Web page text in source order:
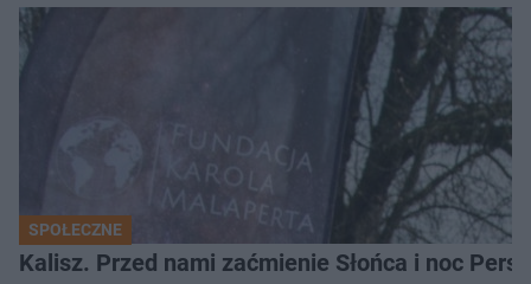
SPOŁECZNE
Kalisz. Przed nami zaćmienie Słońca i noc